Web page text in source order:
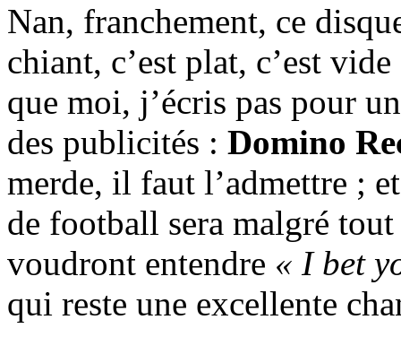
Nan, franchement, ce
chiant, c’est plat, c’est
que moi, j’écris pas pour
des publicités : Domino
merde, il faut l’admettre ;
de football sera malgré
voudront entendre « I bet
qui reste une excellente